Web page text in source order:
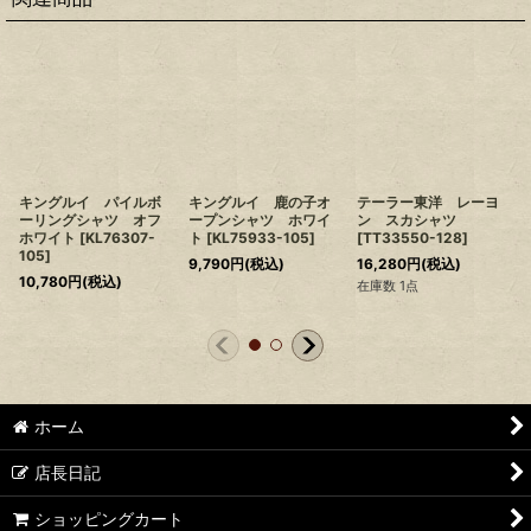
キングルイ パイルボ
ーリングシャツ オフ
ホワイト [KL76307-
105]
10,780円(税込)
キングルイ 鹿の子オ
ープンシャツ ホワイ
ト [KL75933-105]
9,790円(税込)
テーラー東洋 レーヨ
ン スカシャツ
[TT33550-128]
16,280円(税込)
在庫数 1点
ホーム
店長日記
ショッピングカート